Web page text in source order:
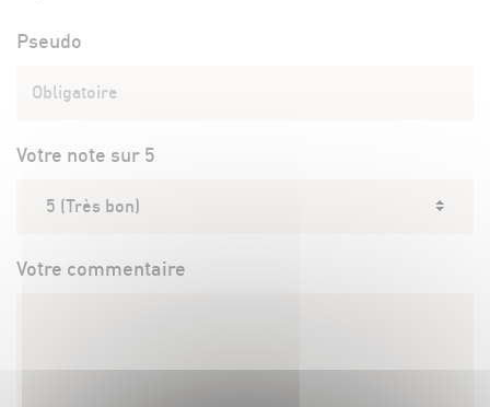
Pseudo
Votre note sur 5
Votre commentaire